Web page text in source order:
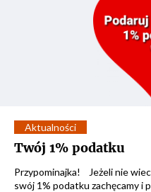
Aktualności
Twój 1% podatku
Przypominajka! Jeżeli nie
swój 1% podatku zachęcamy i